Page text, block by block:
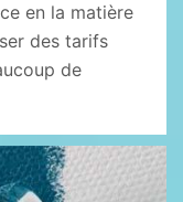
en la matière
des tarifs
de